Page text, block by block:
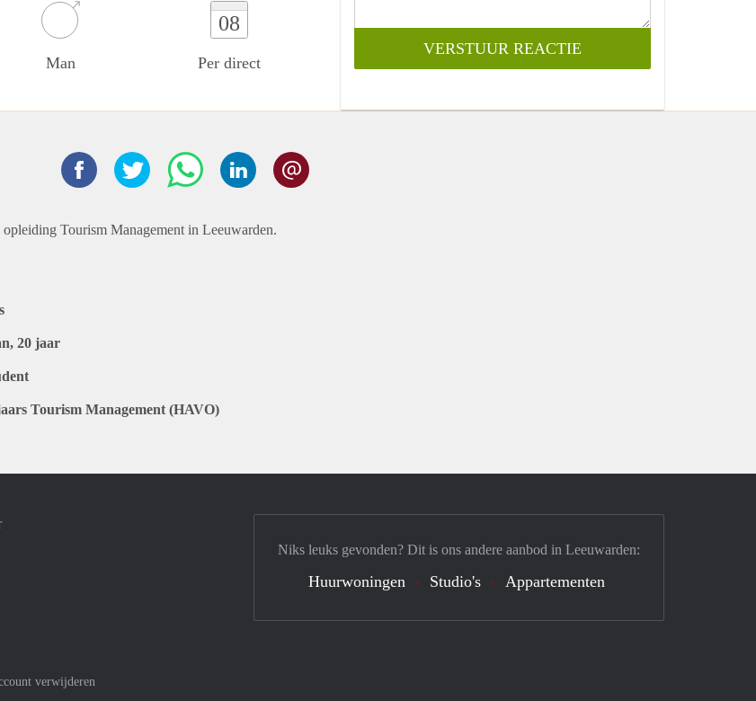
Man
08
Per direct
Tourism Management in Leeuwarden.
20 jaar
Tourism Management (HAVO)
verwijderen
Niks leuks gevonden? Dit is ons andere aanbod in Leeuwarden:
Huurwoningen Studio's Appartementen